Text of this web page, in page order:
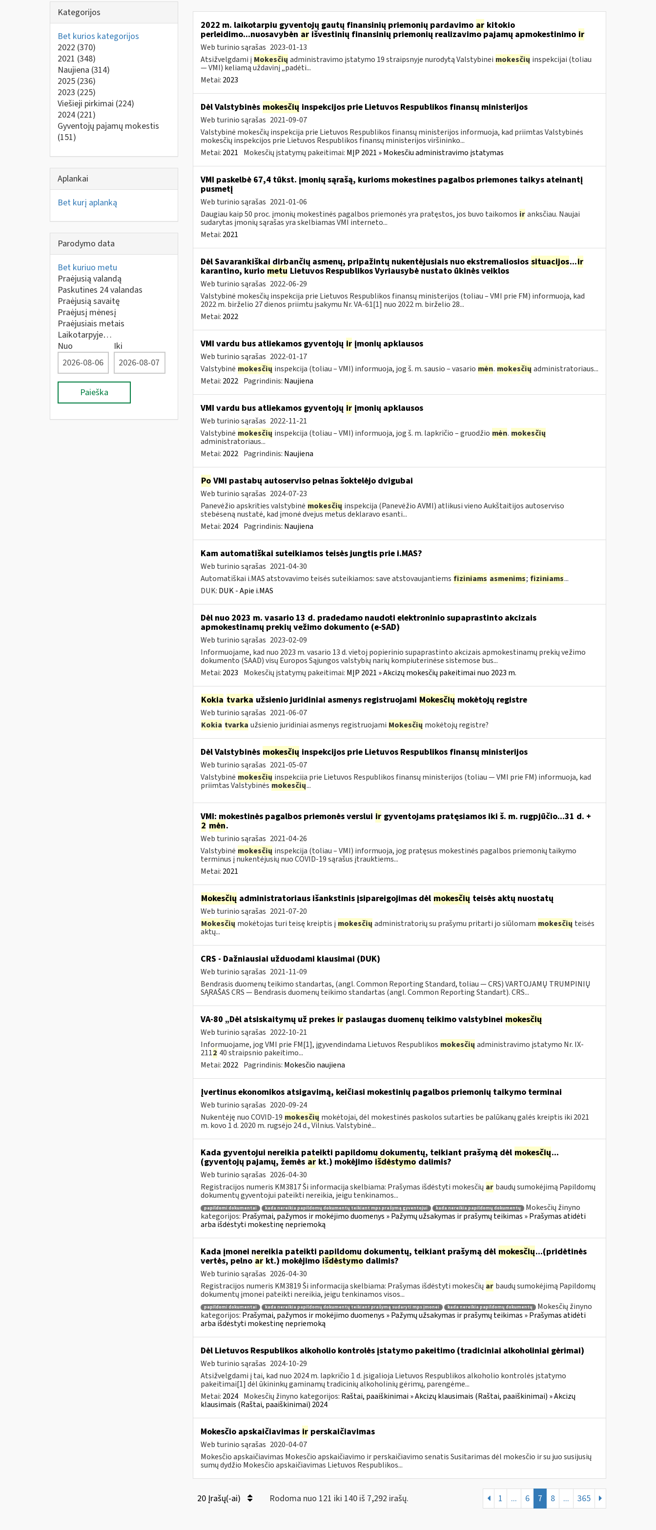
Kategorijos
Bet kurios kategorijos
2022 (370)
2021 (348)
Naujiena (314)
2025 (236)
2023 (225)
Viešieji pirkimai (224)
2024 (221)
Gyventojų pajamų mokestis
(151)
Aplankai
Bet kurį aplanką
Parodymo data
Bet kuriuo metu
Praėjusią valandą
Paskutines 24 valandas
Praėjusią savaitę
Praėjusį mėnesį
Praėjusiais metais
Laikotarpyje…
Nuo
Iki
Paieška
2022 m. laikotarpiu gyventojų gautų finansinių priemonių pardavimo arkitokio
perleidimo...nuosavybėn arišvestinių finansinių priemonių realizavimo pajamų apmokestinimo ir
Web turinio sąrašas 2023-01-13
Atsižvelgdami į Mokesčių administravimo įstatymo 19 straipsnyje nurodytą Valstybinei mokesčių inspekcijai (toliau
— VMI) keliamą uždavinį „padėti...
Metai: 2023
Dėl Valstybinės mokesčių inspekcijos prie Lietuvos Respublikos finansų ministerijos
Web turinio sąrašas 2021-09-07
Valstybinė mokesčių inspekcija prie Lietuvos Respublikos finansų ministerijos informuoja, kad priimtas Valstybinės
mokesčių inspekcijos prie Lietuvos Respublikos finansų ministerijos viršininko...
Metai: 2021 Mokesčių įstatymų pakeitimai: MĮP 2021 » Mokesčiu administravimo įstatymas
VMI paskelbė 67,4 tūkst. įmonių sąrašą, kurioms mokestines pagalbos priemones taikys ateinantį
pusmetį
Web turinio sąrašas 2021-01-06
Daugiau kaip 50 proc. įmonių mokestinės pagalbos priemonės yra pratęstos, jos buvo taikomos ir anksčiau. Naujai
sudarytas įmonių sąrašas yra skelbiamas VMI interneto...
Metai: 2021
Dėl Savarankiškai dirbančių asmenų, pripažintų nukentėjusiais nuo ekstremaliosios situacijos...ir
karantino, kurio metu Lietuvos Respublikos Vyriausybė nustato ūkinės veiklos
Web turinio sąrašas 2022-06-29
Valstybinė mokesčių inspekcija prie Lietuvos Respublikos finansų ministerijos (toliau – VMI prie FM) informuoja, kad
2022 m. birželio 27 dienos priimtu įsakymu Nr. VA-61[1] nuo 2022 m. birželio 28...
Metai: 2022
VMI vardu bus atliekamos gyventojų irįmonių apklausos
Web turinio sąrašas 2022-01-17
Valstybinė mokesčių inspekcija (toliau – VMI) informuoja, jog š. m. sausio – vasario mėn. mokesčių administratoriaus...
Metai: 2022 Pagrindinis: Naujiena
VMI vardu bus atliekamos gyventojų irįmonių apklausos
Web turinio sąrašas 2022-11-21
Valstybinė mokesčių inspekcija (toliau – VMI) informuoja, jog š. m. lapkričio – gruodžio mėn. mokesčių
administratoriaus...
Metai: 2022 Pagrindinis: Naujiena
Po VMI pastabų autoserviso pelnas šoktelėjo dvigubai
Web turinio sąrašas 2024-07-23
Panevėžio apskrities valstybinė mokesčių inspekcija (Panevėžio AVMI) atlikusi vieno Aukštaitijos autoserviso
stebėseną nustatė, kad įmonė dvejus metus deklaravo esanti...
Metai: 2024 Pagrindinis: Naujiena
Kam automatiškai suteikiamos teisės jungtis prie i.MAS?
Web turinio sąrašas 2021-04-30
Automatiškai i.MAS atstovavimo teisės suteikiamos: save atstovaujantiems fiziniams asmenims; fiziniams...
DUK: DUK - Apie i.MAS
Dėl nuo 2023 m. vasario 13 d. pradedamo naudoti elektroninio supaprastinto akcizais
apmokestinamų prekių vežimo dokumento (e-SAD)
Web turinio sąrašas 2023-02-09
Informuojame, kad nuo 2023 m. vasario 13 d. vietoj popierinio supaprastinto akcizais apmokestinamų prekių vežimo
dokumento (SAAD) visų Europos Sąjungos valstybių narių kompiuterinėse sistemose bus...
Metai: 2023 Mokesčių įstatymų pakeitimai: MĮP 2021 » Akcizų mokesčių pakeitimai nuo 2023 m.
Kokia tvarka užsienio juridiniai asmenys registruojami Mokesčių mokėtojų registre
Web turinio sąrašas 2021-06-07
Kokia tvarka užsienio juridiniai asmenys registruojami Mokesčių mokėtojų registre?
Dėl Valstybinės mokesčių inspekcijos prie Lietuvos Respublikos finansų ministerijos
Web turinio sąrašas 2021-05-07
Valstybinė mokesčių inspekcija prie Lietuvos Respublikos finansų ministerijos (toliau — VMI prie FM) informuoja, kad
priimtas Valstybinėsmokesčių...
VMI: mokestinės pagalbos priemonės verslui irgyventojams pratęsiamos iki š. m. rugpjūčio...31 d. +
2 mėn.
Web turinio sąrašas 2021-04-26
Valstybinė mokesčių inspekcija (toliau – VMI) informuoja, jog pratęsus mokestinės pagalbos priemonių taikymo
terminus į nukentėjusių nuo COVID-19 sąrašus įtrauktiems...
Metai: 2021
Mokesčių administratoriaus išankstinis įsipareigojimas dėl mokesčių teisės aktų nuostatų
Web turinio sąrašas 2021-07-20
Mokesčių mokėtojas turi teisę kreiptis į mokesčių administratorių su prašymu pritarti jo siūlomam mokesčių teisės
aktų...
CRS - Dažniausiai užduodami klausimai (DUK)
Web turinio sąrašas 2021-11-09
Bendrasis duomenų teikimo standartas, (angl. Common Reporting Standard, toliau — CRS) VARTOJAMŲ TRUMPINIŲ
SĄRAŠAS CRS — Bendrasis duomenų teikimo standartas (angl. Common Reporting Standart). CRS...
VA-80 „Dėl atsiskaitymų už prekes irpaslaugas duomenų teikimo valstybinei mokesčių
Web turinio sąrašas 2022-10-21
Informuojame, jog VMI prie FM[1], įgyvendindama Lietuvos Respublikos mokesčių administravimo įstatymo Nr. IX-
2112 40 straipsnio pakeitimo...
Metai: 2022 Pagrindinis: Mokesčio naujiena
Įvertinus ekonomikos atsigavimą, keičiasi mokestinių pagalbos priemonių taikymo terminai
Web turinio sąrašas 2020-09-24
Nukentėję nuo COVID-19 mokesčių mokėtojai, dėl mokestinės paskolos sutarties be palūkanų galės kreiptis iki 2021
m. kovo 1 d. 2020 m. rugsėjo 24 d., Vilnius. Valstybinė...
Kada gyventojui nereikia pateikti papildomų dokumentų, teikiant prašymą dėl mokesčių...
(gyventojų pajamų, žemės arkt.) mokėjimo išdėstymo dalimis?
Web turinio sąrašas 2026-04-30
Registracijos numeris KM3817 Ši informacija skelbiama: Prašymas išdėstyti mokesčių ar baudų sumokėjimą Papildomų
dokumentų gyventojui pateikti nereikia, jeigu tenkinamos...
papildomi dokumentai kada nereikia papildomų dokumentų teikiant mps prašymą gyventojui kada nereikia papildomų dokumentų
Mokesčių žinyno
kategorijos: Prašymai, pažymos ir mokėjimo duomenys » Pažymų užsakymas ir prašymų teikimas » Prašymas atidėti
arba išdėstyti mokestinę nepriemoką
Kada įmonei nereikia pateikti papildomų dokumentų, teikiant prašymą dėl mokesčių...(pridėtinės
vertės, pelno arkt.) mokėjimo išdėstymo dalimis?
Web turinio sąrašas 2026-04-30
Registracijos numeris KM3819 Ši informacija skelbiama: Prašymas išdėstyti mokesčių ar baudų sumokėjimą Papildomų
dokumentų įmonei pateikti nereikia, jeigu tenkinamos visos...
papildomi dokumentai kada nereikia papildomų dokumentų teikiant prašymą sudaryti mps įmonei kada nereikia papildomų dokumentų
Mokesčių žinyno
kategorijos: Prašymai, pažymos ir mokėjimo duomenys » Pažymų užsakymas ir prašymų teikimas » Prašymas atidėti
arba išdėstyti mokestinę nepriemoką
Dėl Lietuvos Respublikos alkoholio kontrolės įstatymo pakeitimo (tradiciniai alkoholiniai gėrimai)
Web turinio sąrašas 2024-10-29
Atsižvelgdami į tai, kad nuo 2024 m. lapkričio 1 d. įsigalioja Lietuvos Respublikos alkoholio kontrolės įstatymo
pakeitimai[1] dėl ūkininkų gaminamų tradicinių alkoholinių gėrimų, parengėme...
Metai: 2024 Mokesčių žinyno kategorijos: Raštai, paaiškinimai » Akcizų klausimais (Raštai, paaiškinimai) » Akcizų
klausimais (Raštai, paaiškinimai) 2024
Mokesčio apskaičiavimas irperskaičiavimas
Web turinio sąrašas 2020-04-07
Mokesčio apskaičiavimas Mokesčio apskaičiavimo ir perskaičiavimo senatis Susitarimas dėl mokesčio ir su juo susijusių
sumų dydžio Mokesčio apskaičiavimas Lietuvos Respublikos...
20 Įrašų(-ai) Rodoma nuo 121 iki 140 iš 7,292 irašų. 1 ... 6 7 8 ... 365